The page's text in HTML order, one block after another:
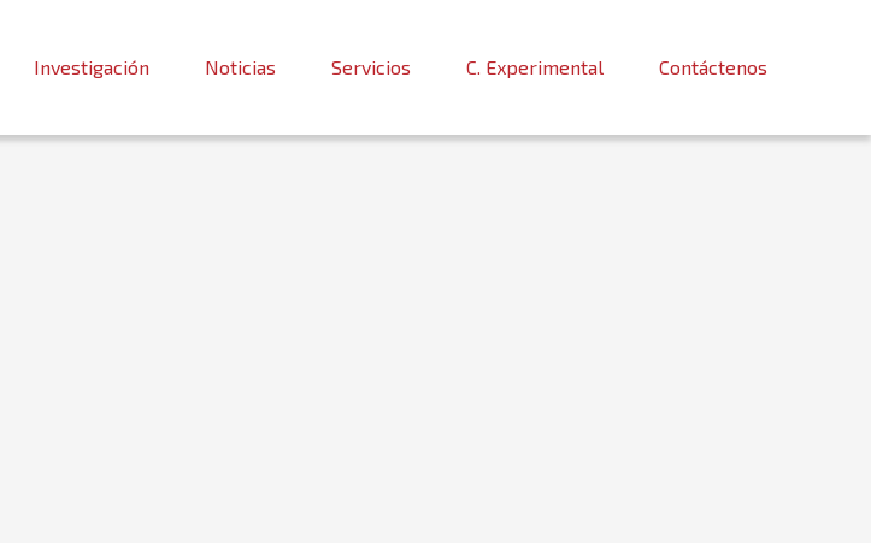
Investigación Noticias Servicios C. Experimental Contáctenos